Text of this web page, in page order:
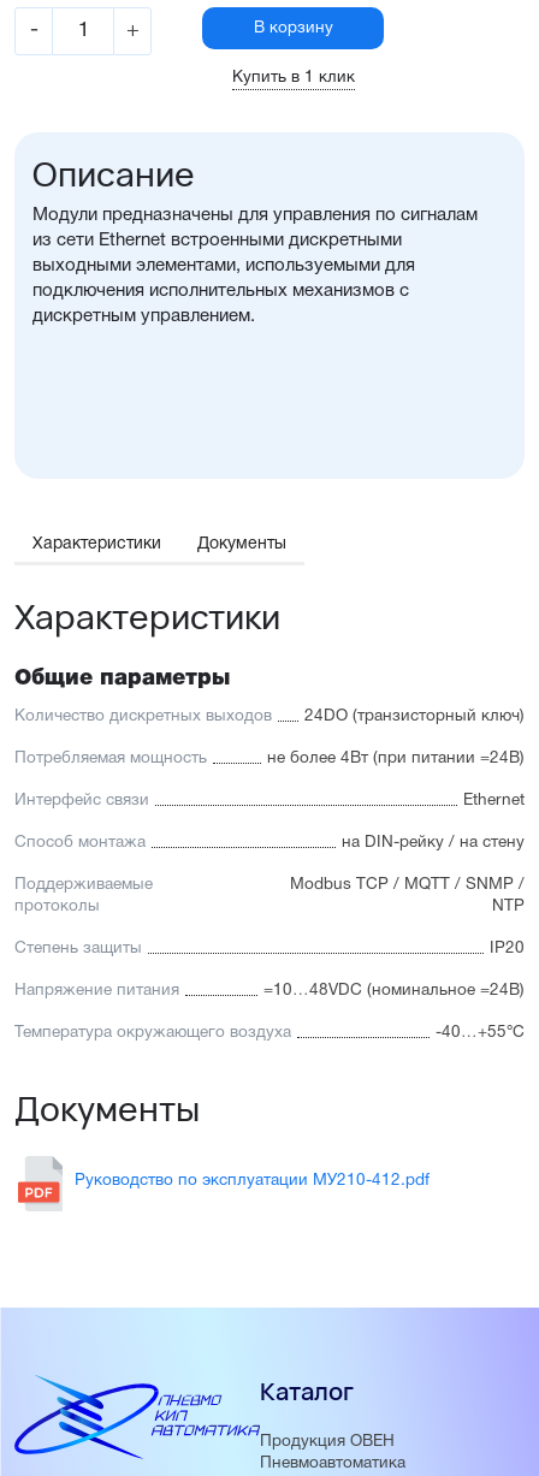
- + В корзину
Купить в 1 клик
Описание
Модули предназначены для управления по сигналам
из сети Ethernet встроенными дискретными
выходными элементами, используемыми для
подключения исполнительных механизмов с
дискретным управлением.
Характеристики Документы
Характеристики
Общие параметры
Количество дискретных выходов 24DO (транзисторный ключ)
Потребляемая мощность не более 4Вт (при питании =24В)
Интерфейс связи Ethernet
Способ монтажа на DIN-рейку / на стену
Поддерживаемые
протоколы
Modbus TCP / MQTT / SNMP /
NTP
Степень защиты IP20
Напряжение питания =10…48VDC (номинальное =24В)
Температура окружающего воздуха -40…+55°С
Документы
Руководство по эксплуатации МУ210-412.pdf
Каталог
Продукция ОВЕН
Пневмоавтоматика